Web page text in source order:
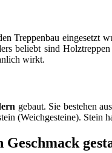
Treppenbau eingesetzt
beliebt sind
wirkt.
gebaut. Sie bestehen
(Weichgesteine). Stein
Geschmack